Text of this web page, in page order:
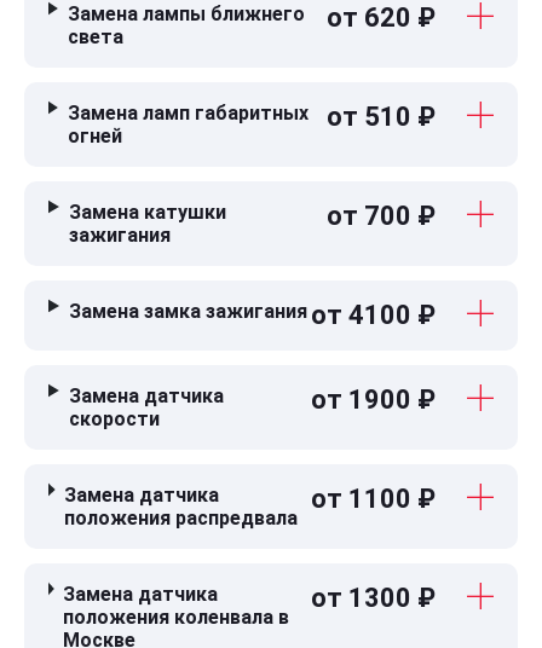
Замена лампы ближнего
света
от 620 ₽
Замена ламп габаритных
огней
от 510 ₽
Замена катушки
зажигания
от 700 ₽
Замена замка зажигания от 4100 ₽
Замена датчика
скорости
от 1900 ₽
Замена датчика
положения распредвала
от 1100 ₽
Замена датчика
положения коленвала в
Москве
от 1300 ₽